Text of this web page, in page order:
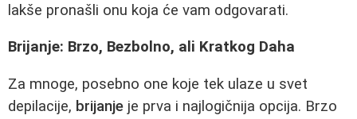
lakše pronašli onu koja će vam odgovarati.
Brijanje: Brzo, Bezbolno, ali Kratkog Daha
Za mnoge, posebno one koje tek ulaze u svet
depilacije, brijanje je prva i najlogičnija opcija. Brzo